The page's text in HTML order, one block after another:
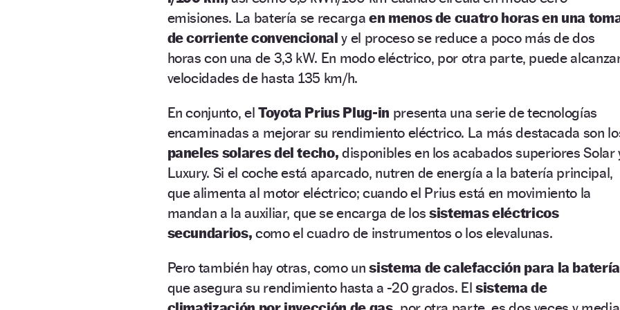
emisiones. La batería se recarga en menos de cuatro horas en una
de corriente convencional y el proceso se reduce a poco más de dos
horas con una de 3,3 kW. En modo eléctrico, por otra parte, puede
velocidades de hasta 135 km/h.
En conjunto, el Toyota Prius Plug-in presenta una serie de tecnologías
encaminadas a mejorar su rendimiento eléctrico. La más destacada son
paneles solares del techo,disponibles en los acabados superiores Solar
Luxury. Si el coche está aparcado, nutren de energía a la batería principal,
que alimenta al motor eléctrico; cuando el Prius está en movimiento la
mandan a la auxiliar, que se encarga de lossistemas eléctricos
secundarios, como el cuadro de instrumentos o los elevalunas.
Pero también hay otras, como unsistema de calefacción para la batería
que asegura su rendimiento hasta a -20 grados. El sistema de